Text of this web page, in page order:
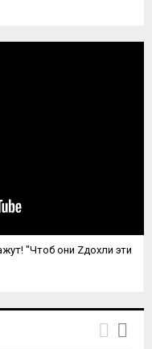
"Чтоб они Zдохли эти